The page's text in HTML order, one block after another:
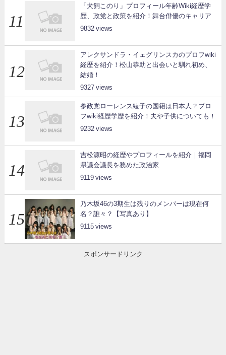
「犬飼このり」プロフィール年齢Wiki経歴学
歴、政党と政策を紹介！舞台俳優のキャリア
9832
アレクサンドラ・イェグリンスカのプロフwiki
経歴を紹介！松山恭助と出会いと馴れ初め、
結婚！
9327
参政党ローレンス綾子の国籍は日本人？プロ
フwiki経歴学歴を紹介！夫や子供についても！
9232
吉松源昭の経歴やプロフィールを紹介｜福岡
県議会議長を務めた政治家
9119
乃木坂46の3期生は残りのメンバーは現在何
名？誰々？【写真あり】
9115
スポンサードリンク